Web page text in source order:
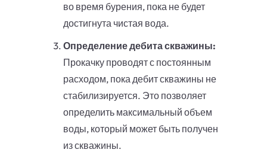
во время бурения, пока не будет
достигнута чистая вода.
Определение дебита скважины:
Прокачку проводят с постоянным
расходом, пока дебит скважины не
стабилизируется. Это позволяет
определить максимальный объем
воды, который может быть получен
из скважины.